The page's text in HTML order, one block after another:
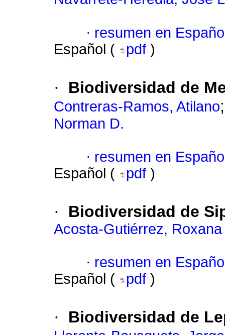
· resumen en
Español (
pdf )
· Biodiversidad de
Contreras-Ramos, Atilano
Norman D.
· resumen en
Español (
pdf )
· Biodiversidad de
Acosta-Gutiérrez, Roxana
· resumen en
Español (
pdf )
· Biodiversidad de